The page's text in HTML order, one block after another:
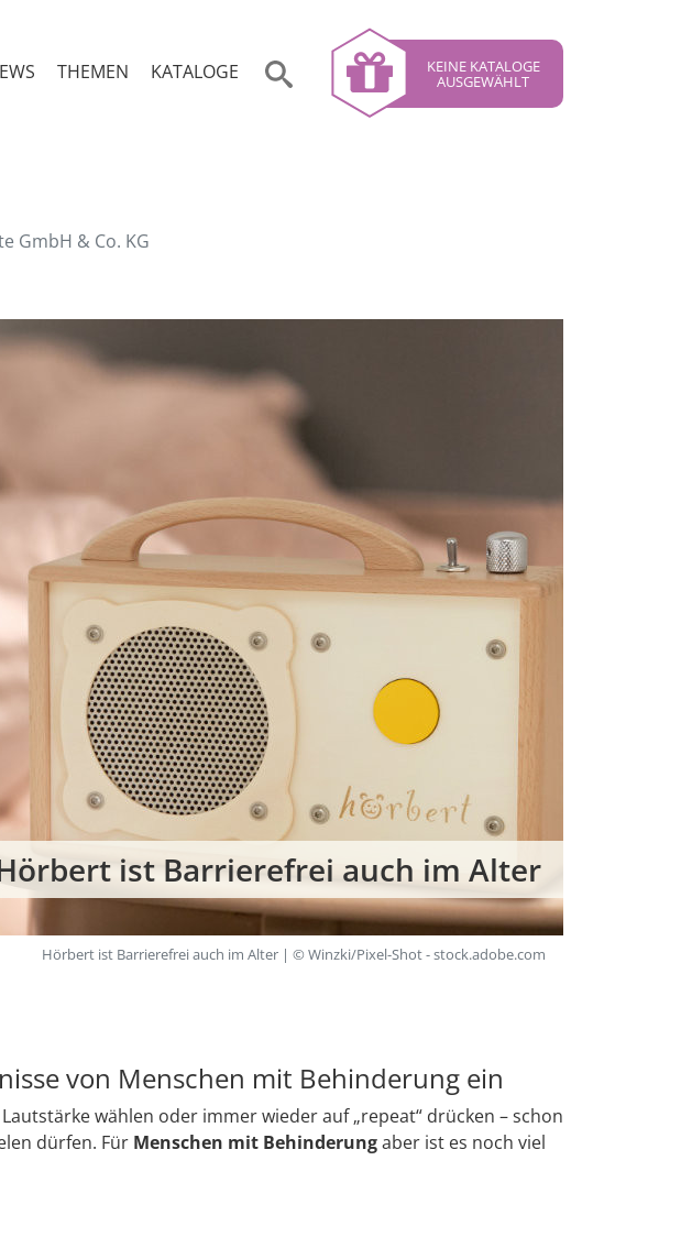
THEMEN KATALOGE KEINE KATALOGE
AUSGEWÄHLT
GmbH & Co. KG
ist Barrierefrei auch im Alter
Hörbert ist Barrierefrei auch im Alter | © Winzki/Pixel-Shot - stock.adobe.com
von Menschen mit Behinderung ein
wählen oder immer wieder auf „repeat“ drücken – schon
dürfen. Für Menschen mit Behinderungaber ist es noch viel